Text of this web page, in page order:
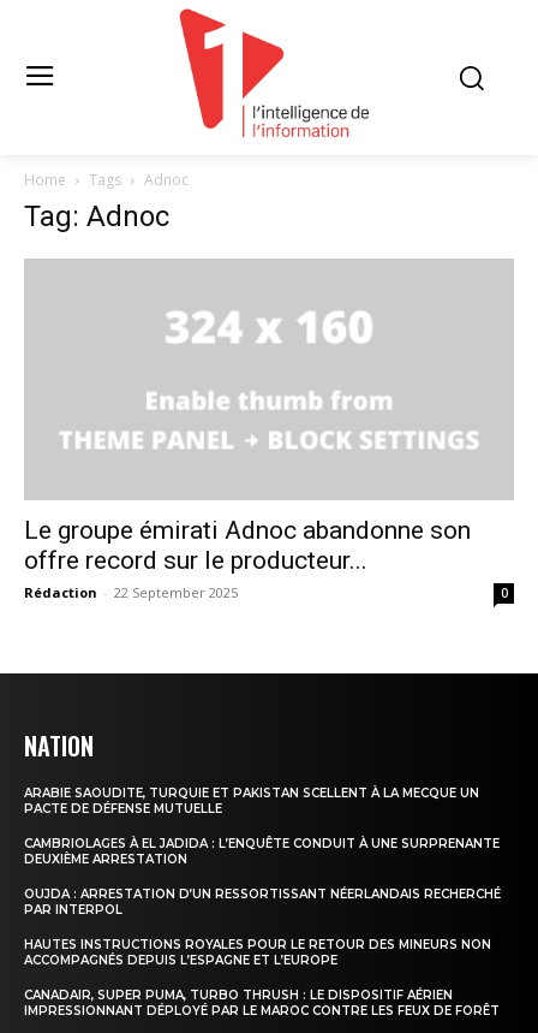
Home Tags Adnoc
Tag: Adnoc
Le groupe émirati Adnoc abandonne son
offre record sur le producteur...
Rédaction - 22 September 2025 0
NATION
ARABIE SAOUDITE, TURQUIE ET PAKISTAN SCELLENT À LA MECQUE UN
PACTE DE DÉFENSE MUTUELLE
CAMBRIOLAGES À EL JADIDA : L’ENQUÊTE CONDUIT À UNE SURPRENANTE
DEUXIÈME ARRESTATION
OUJDA : ARRESTATION D’UN RESSORTISSANT NÉERLANDAIS RECHERCHÉ
PAR INTERPOL
HAUTES INSTRUCTIONS ROYALES POUR LE RETOUR DES MINEURS NON
ACCOMPAGNÉS DEPUIS L’ESPAGNE ET L’EUROPE
CANADAIR, SUPER PUMA, TURBO THRUSH : LE DISPOSITIF AÉRIEN
IMPRESSIONNANT DÉPLOYÉ PAR LE MAROC CONTRE LES FEUX DE FORÊT